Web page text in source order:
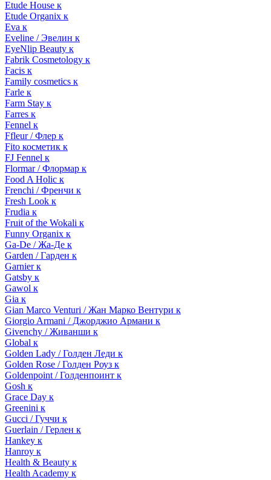
Etude House к
Etude Organix к
Eva к
Eveline / Эвелин к
EyeNlip Beauty к
Fabrik Cosmetology к
Facis к
Family cosmetics к
Farle к
Farm Stay к
Farres к
Fennel к
Ffleur / Флер к
Fito косметик к
FJ Fennel к
Flormar / Флормар к
Food A Holic к
Frenchi / Френчи к
Fresh Look к
Frudia к
Fruit of the Wokali к
Funny Organix к
Ga-De / Жа-Де к
Garden / Гарден к
Garnier к
Gatsby к
Gawol к
Gia к
Gian Marco Venturi / Жан Марко Вентури к
Giorgio Armani / Джорджио Армани к
Givenchy / Живанши к
Global к
Golden Lady / Голден Леди к
Golden Rose / Голден Роуз к
Goldenpoint / Голденпоинт к
Gosh к
Grace Day к
Greenini к
Gucci / Гуччи к
Guerlain / Герлен к
Hankey к
Hanroy к
Health & Beauty к
Health Academy к